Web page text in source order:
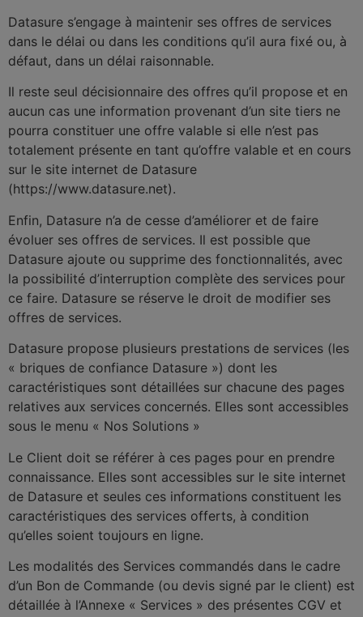
Datasure s’engage à maintenir ses offres de services
dans le délai ou dans les conditions qu’il aura fixé ou, à
défaut, dans un délai raisonnable.
Il reste seul décisionnaire des offres qu’il propose et en
aucun cas une information provenant d’un site tiers ne
pourra constituer une offre valable si elle n’est pas
totalement présente en tant qu’offre valable et en cours
sur le site internet de Datasure
(https://www.datasure.net).
Enfin, Datasure n’a de cesse d’améliorer et de faire
évoluer ses offres de services. Il est possible que
Datasure ajoute ou supprime des fonctionnalités, avec
la possibilité d’interruption complète des services pour
ce faire. Datasure se réserve le droit de modifier ses
offres de services.
Datasure propose plusieurs prestations de services (les
« briques de confiance Datasure ») dont les
caractéristiques sont détaillées sur chacune des pages
relatives aux services concernés. Elles sont accessibles
sous le menu « Nos Solutions »
Le Client doit se référer à ces pages pour en prendre
connaissance. Elles sont accessibles sur le site internet
de Datasure et seules ces informations constituent les
caractéristiques des services offerts, à condition
qu’elles soient toujours en ligne.
Les modalités des Services commandés dans le cadre
d’un Bon de Commande (ou devis signé par le client) est
détaillée à l’Annexe « Services » des présentes CGV et